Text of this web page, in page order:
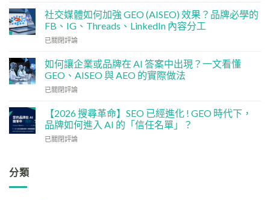
分
配？
香
港
小
企
大
策
基
建
檢
查
單：
如
讓
變
機
社交媒體如何加強 GEO (AISEO) 效果？品牌必學的
FB、IG、Threads、LinkedIn 內容分工
社
媒
體
如
何
GEO
(AISEO)
效
已關閉評論
如何讓企業或品牌在 AI 答案中出現？一文看懂
GEO、AISEO 與 AEO 的實際做法
如
企
業
或
已關閉評論
【2026 搜尋革命】SEO 已經進化 ! GEO 時代下，
品牌如何進入 AI 的「信任名單」？
【2026
已關閉評論
分類